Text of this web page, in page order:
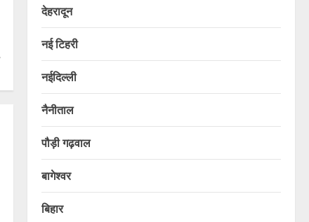
देहरादून
नई टिहरी
नईदिल्ली
नैनीताल
पौड़ी गढ़वाल
बागेश्वर
बिहार